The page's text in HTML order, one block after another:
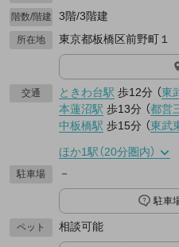
階数/階建 3階/3階建
所在地 東京都板橋区前野町１
交通 ときわ台駅 歩12分 （東
本蓮沼駅 歩13分 （都営
中板橋駅 歩15分 （東武
ほか1駅（20分圏内）
駐車場 －
駐車
ペット 相談可能